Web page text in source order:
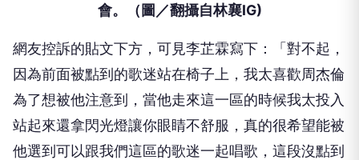
會。（圖／翻攝自林襄IG)
網友控訴的貼文下方，可見李芷霖寫下：「對不起，
因為前面被點到的歌迷站在椅子上，我太喜歡周杰倫
為了想被他注意到，當他走來這一區的時候我太投入
站起來還拿閃光燈讓你眼睛不舒服，真的很希望能被
他選到可以跟我們這區的歌迷一起唱歌，這段沒點到